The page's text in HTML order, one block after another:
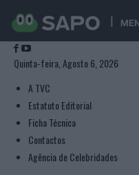
Quinta-feira, Agosto 6, 2026
A TVC
Estatuto Editorial
Ficha Técnica
Contactos
Agência de Celebridades